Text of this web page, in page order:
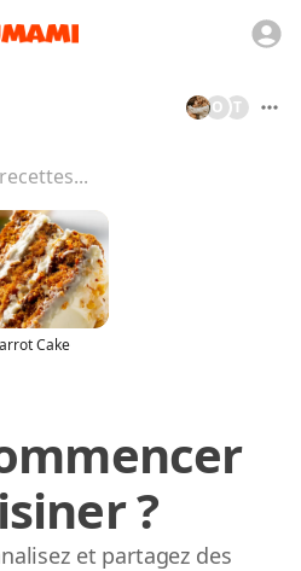
T
O
Cake
?
et partagez des